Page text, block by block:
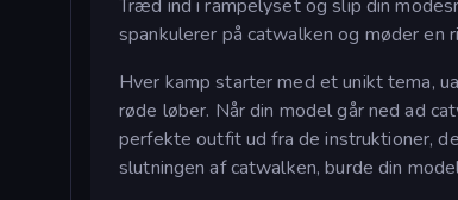
Træd ind i rampelyset og slip din
spankulerer på catwalken og møder en
Hver kamp starter med et unikt tema,
røde løber. Når din model går ned ad
perfekte outfit ud fra de instruktioner,
slutningen af catwalken, burde din